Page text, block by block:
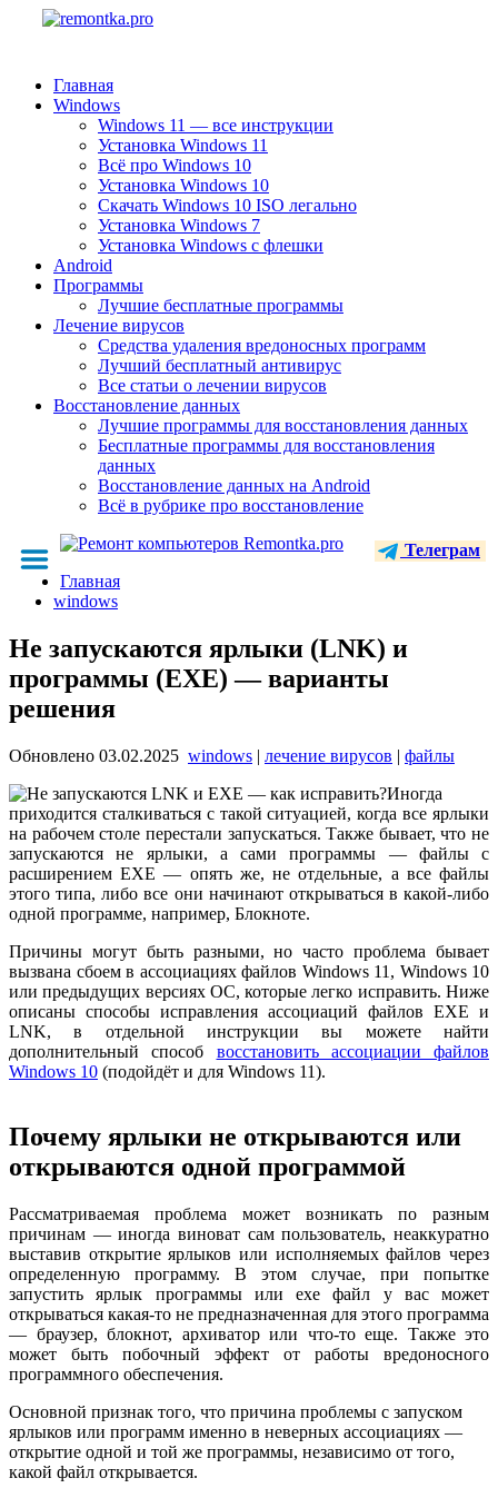
Главная
Windows
Windows 11 — все инструкции
Установка Windows 11
Всё про Windows 10
Установка Windows 10
Скачать Windows 10 ISO легально
Установка Windows 7
Установка Windows с флешки
Android
Программы
Лучшие бесплатные программы
Лечение вирусов
Средства удаления вредоносных программ
Лучший бесплатный антивирус
Все статьи о лечении вирусов
Восстановление данных
Лучшие программы для восстановления данных
Бесплатные программы для восстановления
данных
Восстановление данных на Android
Всё в рубрике про восстановление
Телеграм
Главная
windows
Не запускаются ярлыки (LNK) и
программы (EXE) — варианты
решения
Обновлено 03.02.2025 windows | лечение вирусов | файлы
Иногда
приходится сталкиваться с такой ситуацией, когда все ярлыки
на рабочем столе перестали запускаться. Также бывает, что не
запускаются не ярлыки, а сами программы — файлы с
расширением EXE — опять же, не отдельные, а все файлы
этого типа, либо все они начинают открываться в какой-либо
одной программе, например, Блокноте.
Причины могут быть разными, но часто проблема бывает
вызвана сбоем в ассоциациях файлов Windows 11, Windows 10
или предыдущих версиях ОС, которые легко исправить. Ниже
описаны способы исправления ассоциаций файлов EXE и
LNK, в отдельной инструкции вы можете найти
дополнительный способ восстановить ассоциации файлов
Windows 10 (подойдёт и для Windows 11).
Почему ярлыки не открываются или
открываются одной программой
Рассматриваемая проблема может возникать по разным
причинам — иногда виноват сам пользователь, неаккуратно
выставив открытие ярлыков или исполняемых файлов через
определенную программу. В этом случае, при попытке
запустить ярлык программы или exe файл у вас может
открываться какая-то не предназначенная для этого программа
— браузер, блокнот, архиватор или что-то еще. Также это
может быть побочный эффект от работы вредоносного
программного обеспечения.
Основной признак того, что причина проблемы с запуском
ярлыков или программ именно в неверных ассоциациях —
открытие одной и той же программы, независимо от того,
какой файл открывается.